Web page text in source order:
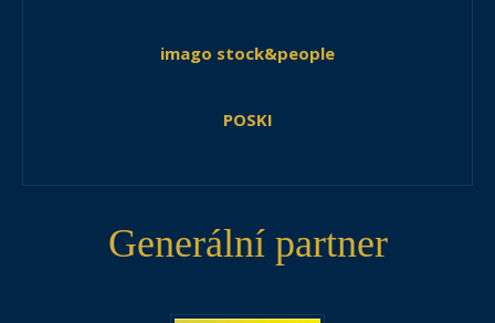
imago stock&people
POSKI
Generální partner